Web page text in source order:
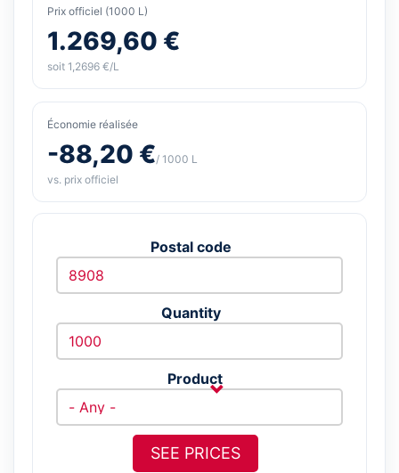
Prix officiel (1000 L)
1.269,60 €
soit 1,2696 €/L
Économie réalisée
-88,20 €/ 1000 L
vs. prix officiel
Postal code
Quantity
Product
SEE PRICES